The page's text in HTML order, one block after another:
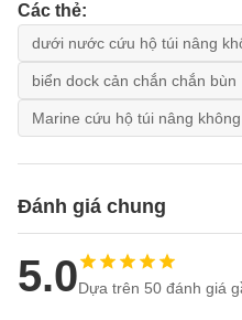
Các thẻ:
dưới nước cứu hộ túi nâng
biển dock cản chắn chắn bùn
Marine cứu hộ túi nâng
Đánh giá chung
5.0Dựa trên 50 đánh giá